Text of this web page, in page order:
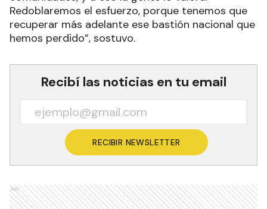
Redoblaremos el esfuerzo, porque tenemos que
recuperar más adelante ese bastión nacional que
hemos perdido”, sostuvo.
Recibí las noticias en tu email
RECIBIR NEWSLETTER
Ads